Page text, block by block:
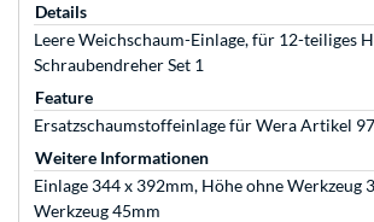
Details
Leere Weichschaum-Einlage, für 12-teiliges
Schraubendreher Set 1
Feature
Ersatzschaumstoffeinlage für Wera Artikel
Weitere Informationen
Einlage 344 x 392mm, Höhe ohne Werkzeug
Werkzeug 45mm